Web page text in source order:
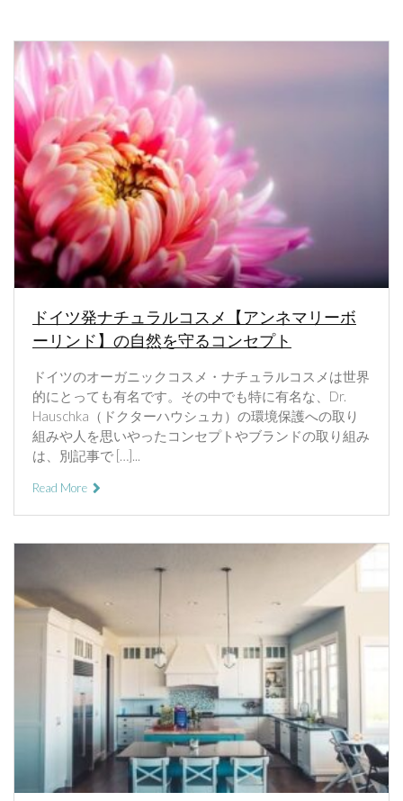
ドイツ発ナチュラルコスメ【アンネマリーボ
ーリンド】の自然を守るコンセプト
ドイツのオーガニックコスメ・ナチュラルコスメは世界
的にとっても有名です。その中でも特に有名な、Dr.
Hauschka（ドクターハウシュカ）の環境保護への取り
組みや人を思いやったコンセプトやブランドの取り組み
は、別記事で […]...
Read More